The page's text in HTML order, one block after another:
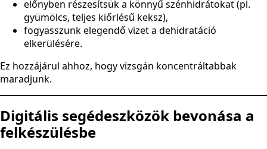
előnyben részesítsük a könnyű szénhidrátokat (pl.
gyümölcs, teljes kiőrlésű keksz),
fogyasszunk elegendő vizet a dehidratáció
elkerülésére.
Ez hozzájárul ahhoz, hogy vizsgán koncentráltabbak
maradjunk.
Digitális segédeszközök bevonása a
felkészülésbe